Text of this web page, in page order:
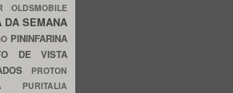
OLDSMOBILE
DA SEMANA
PININFARINA
DE VISTA
PROTON
PURITALIA